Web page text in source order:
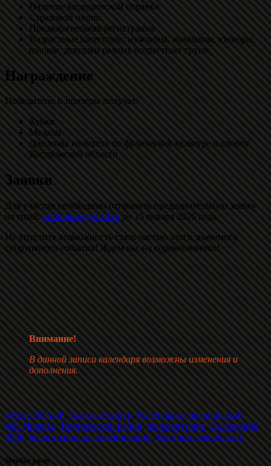
Наличие медицинской справки
Страховой полис
Предварительная регистрация
Возрастные категории: мужчины, женщины, юниоры,
юноши, девушки разных возрастных групп
Награждение
Победители и призеры получат:
Кубки
Медали
Дипломы комитета по физической культуре и спорту
Костромской области
Заявки
Для участия необходимо отправить предварительную заявку
на email:uriikopkov@mail.ruдо 15 января 2026 года.
Не упустите возможность стать частью этого значимого
спортивного события! Ждем вас на соревнованиях!
Внимание!
В данной записи календаря возможны изменения и
дополнения.
Сезон 2025-26,Лыжные гонки,Календари соревнований
дер. Чижово,Костромской район,лыжная гонка,Положения
2026,регистрация на соревнования,Костромская область
Similar posts